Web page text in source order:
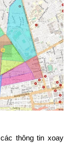
thông tin xoay